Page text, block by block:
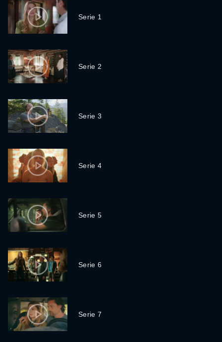
Serie 1
Serie 2
Serie 3
Serie 4
Serie 5
Serie 6
Serie 7